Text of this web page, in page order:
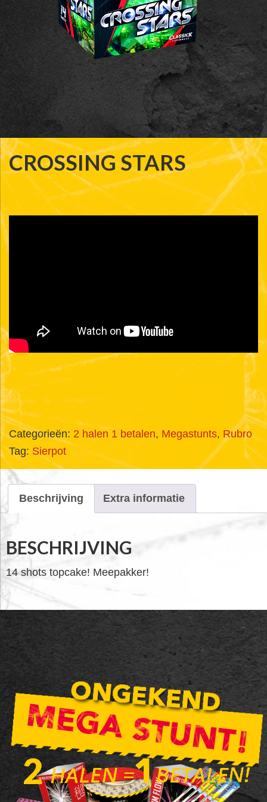
CROSSING STARS
Categorieën: 2 halen 1 betalen, Megastunts, Rubro
Tag: Sierpot
Beschrijving Extra informatie
BESCHRIJVING
14 shots topcake! Meepakker!
FOOTER
WIDGET
HEADER
SALE